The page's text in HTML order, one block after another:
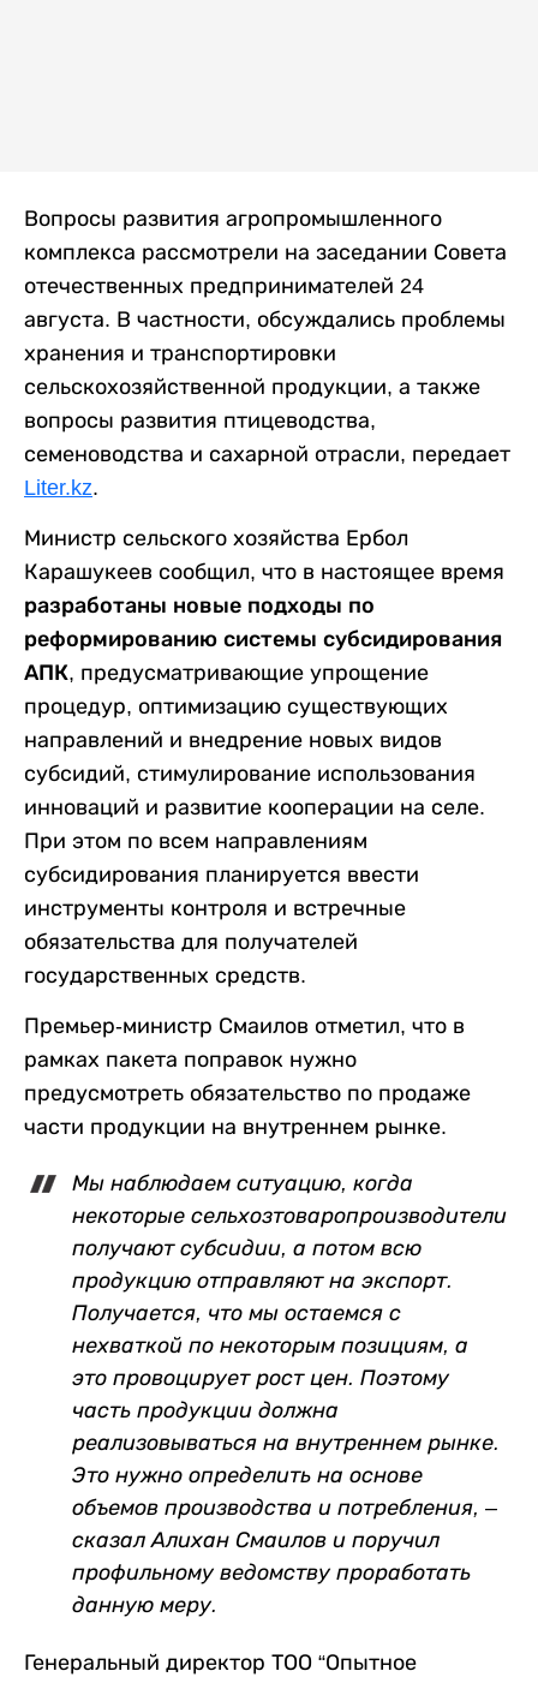
Вопросы развития агропромышленного
комплекса рассмотрели на заседании Совета
отечественных предпринимателей 24
августа. В частности, обсуждались проблемы
хранения и транспортировки
сельскохозяйственной продукции, а также
вопросы развития птицеводства,
семеноводства и сахарной отрасли, передает
Liter.kz.
Министр сельского хозяйства Ербол
Карашукеев сообщил, что в настоящее время
разработаны новые подходы по
реформированию системы субсидирования
АПК, предусматривающие упрощение
процедур, оптимизацию существующих
направлений и внедрение новых видов
субсидий, стимулирование использования
инноваций и развитие кооперации на селе.
При этом по всем направлениям
субсидирования планируется ввести
инструменты контроля и встречные
обязательства для получателей
государственных средств.
Премьер-министр Смаилов отметил, что в
рамках пакета поправок нужно
предусмотреть обязательство по продаже
части продукции на внутреннем рынке.
Мы наблюдаем ситуацию, когда
некоторые сельхозтоваропроизводители
получают субсидии, а потом всю
продукцию отправляют на экспорт.
Получается, что мы остаемся с
нехваткой по некоторым позициям, а
это провоцирует рост цен. Поэтому
часть продукции должна
реализовываться на внутреннем рынке.
Это нужно определить на основе
объемов производства и потребления, –
сказал Алихан Смаилов и поручил
профильному ведомству проработать
данную меру.
Генеральный директор ТОО “Опытное